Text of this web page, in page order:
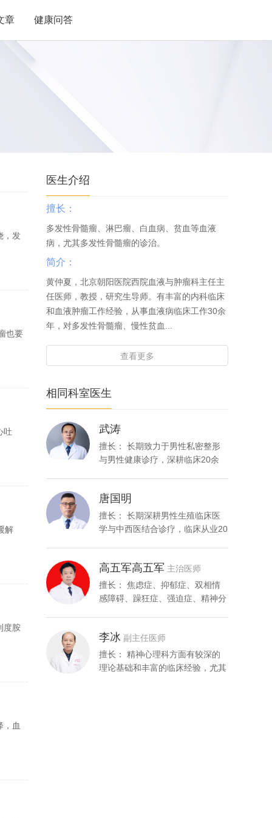
章 健康问答
，发
也要
吐
解
度胺
，血
医生介绍
擅长：
多发性骨髓瘤、淋巴瘤、白血病、贫血等血液
病，尤其多发性骨髓瘤的诊治。
简介：
黄仲夏，北京朝阳医院西院血液与肿瘤科主任主
任医师，教授，研究生导师。有丰富的内科临床
和血液肿瘤工作经验，从事血液病临床工作30余
年，对多发性骨髓瘤、慢性贫血...
查看更多
相同科室医生
武涛
擅长： 长期致力于男性私密整形
与男性健康诊疗，深耕临床20余
唐国明
擅长： 长期深耕男性生殖临床医
学与中西医结合诊疗，临床从业20
高五军高五军 主治医师
擅长： 焦虑症、抑郁症、双相情
感障碍、躁狂症、强迫症、精神分
李冰 副主任医师
擅长： 精神心理科方面有较深的
理论基础和丰富的临床经验，尤其